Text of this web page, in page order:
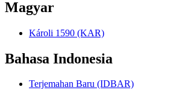
Magyar
Károli 1590 (KAR)
Bahasa Indonesia
Terjemahan Baru (IDBAR)